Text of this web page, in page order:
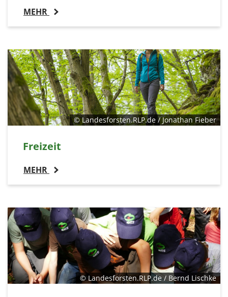
MEHR
© Landesforsten.RLP.de / Jonathan Fieber
Freizeit
MEHR
© Landesforsten.RLP.de / Bernd Lischke